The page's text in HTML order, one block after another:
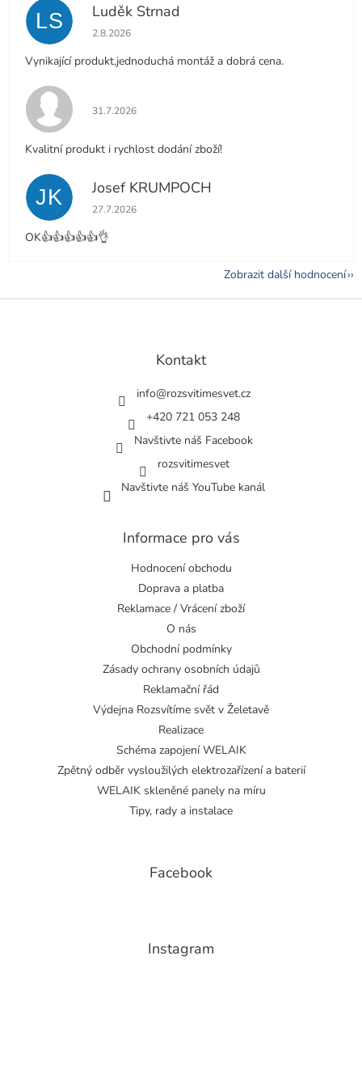
LS Luděk Strnad
Hodnocení obchodu je 5 z 5 hvězdiček.
2.8.2026
Vynikající produkt,jednoduchá montáž a dobrá cena.
Hodnocení obchodu je 5 z 5 hvězdiček.
31.7.2026
Kvalitní produkt i rychlost dodání zboží!
JK Josef KRUMPOCH
Hodnocení obchodu je 5 z 5 hvězdiček.
27.7.2026
OK👍👍👍👍👍👌
Zobrazit další hodnocení
Z
Kontakt
info@rozsvitimesvet.cz
+420 721 053 248
Navštivte náš Facebook
rozsvitimesvet
Navštivte náš YouTube kanál
Informace pro vás
Hodnocení obchodu
Doprava a platba
Reklamace / Vrácení zboží
O nás
Obchodní podmínky
Zásady ochrany osobních údajů
Reklamační řád
Výdejna Rozsvítíme svět v Želetavě
Realizace
Schéma zapojení WELAIK
Zpětný odběr vysloužilých elektrozařízení a baterií
WELAIK skleněné panely na míru
Tipy, rady a instalace
Facebook
Instagram